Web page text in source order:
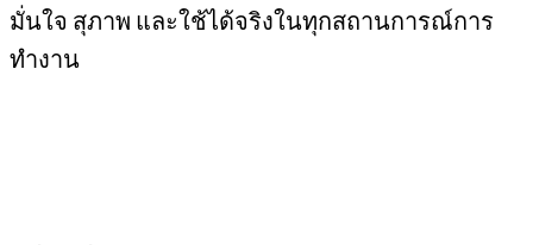
มั่นใจ สุภาพ และใช้ได้จริงในทุกสถานการณ์การ
ทำงาน